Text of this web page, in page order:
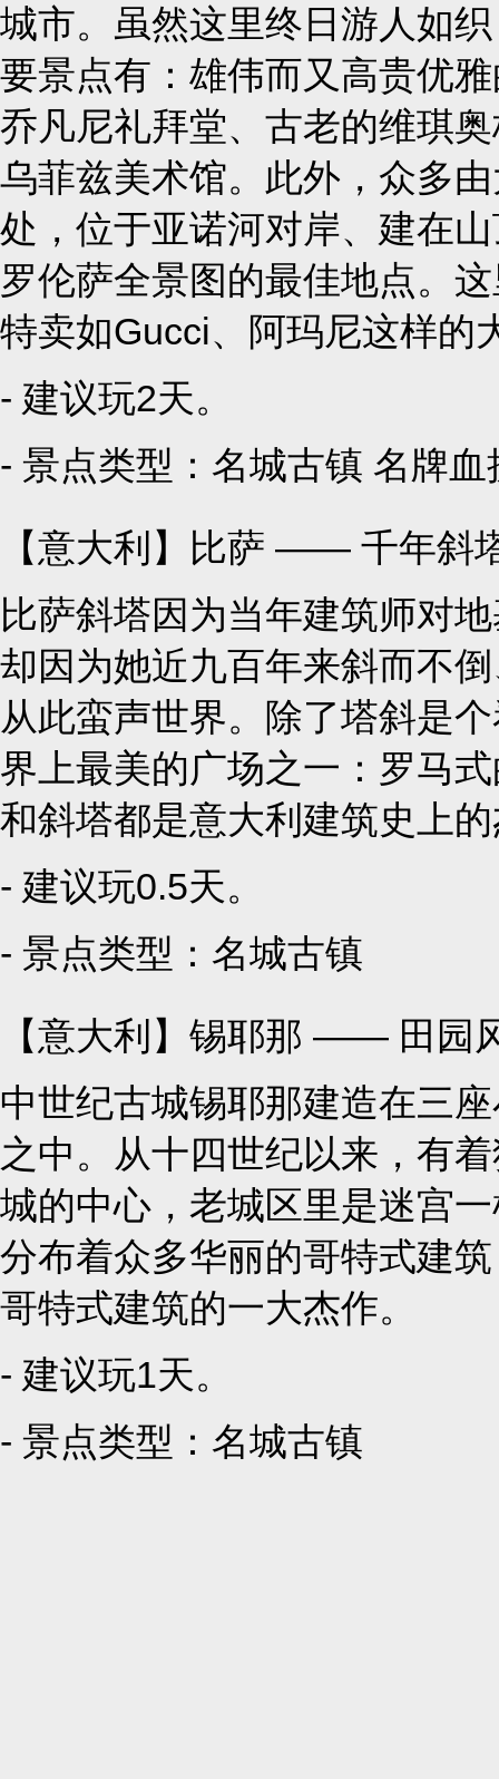
城市。虽然这里终日游人如
要景点有：雄伟而又高贵优
乔凡尼礼拜堂、古老的维琪
乌菲兹美术馆。此外，众多
处，位于亚诺河对岸、建在
罗伦萨全景图的最佳地点。
特卖如Gucci、阿玛尼这样的
- 建议玩2天。
- 景点类型： 名城古镇 名牌血
【意大利】比萨 —— 千年斜
比萨斜塔因为当年建筑师对
却因为她近九百年来斜而不
从此蛮声世界。除了塔斜是
界上最美的广场之一：罗马
和斜塔都是意大利建筑史上
- 建议玩0.5天。
- 景点类型： 名城古镇
【意大利】锡耶那 —— 田园
中世纪古城锡耶那建造在三
之中。从十四世纪以来，有
城的中心，老城区里是迷宫
分布着众多华丽的哥特式建
哥特式建筑的一大杰作。
- 建议玩1天。
- 景点类型： 名城古镇